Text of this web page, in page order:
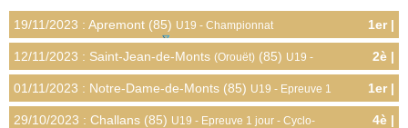
19/11/2023 : Apremont (85) U19 - Championnat
Départemental - Cyclo-cross
1er |
18.0pts
12/11/2023 : Saint-Jean-de-Monts (Orouët) (85) U19 -
Epreuve 1 jour - Cyclo-cross
2è |
10.8pts
01/11/2023 : Notre-Dame-de-Monts (85) U19 - Epreuve 1
jour - Cyclo-cross
1er |
12.0pts
29/10/2023 : Challans (85) U19 - Epreuve 1 jour - Cyclo-
4è |